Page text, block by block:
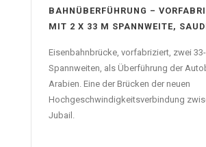
BAHNÜBERFÜHRUNG –
MIT 2 X 33 M SPANNWEITE,
Eisenbahnbrücke, vorfabriziert, zwei
Spannweiten, als Überführung der
Arabien. Eine der Brücken der neuen
Hochgeschwindigkeitsverbindung
Jubail.